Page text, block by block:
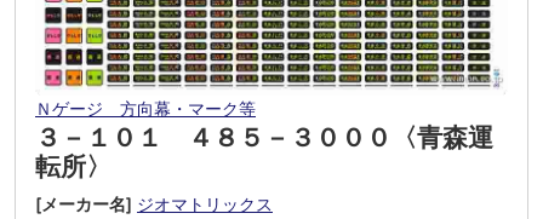
Ｎゲージ 方向幕・マーク等
３－１０１ ４８５－３０００〈青森運
転所〉
[メーカー名] ジオマトリックス